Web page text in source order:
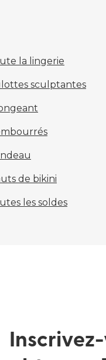
la lingerie
sculptantes
de bikini
les soldes